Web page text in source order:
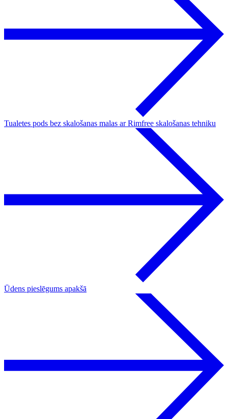
Tualetes pods bez skalošanas malas ar Rimfree skalošanas tehniku
Ūdens pieslēgums apakšā